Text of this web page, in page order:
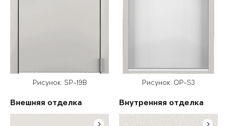
Рисунок: SP-19B
Внешняя отделка
Рисунок: OP-S3
Внутренняя отделка